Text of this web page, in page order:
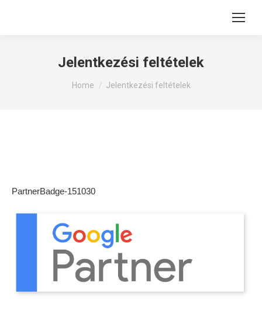
Jelentkezési feltételek
You are here:
Home Jelentkezési feltételek
PartnerBadge-151030